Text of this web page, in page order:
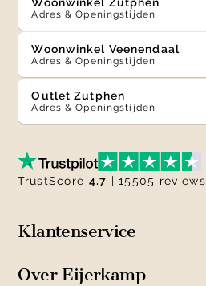
Adres & Openingstijden
Woonwinkel Veenendaal
Adres & Openingstijden
Outlet Zutphen
Adres & Openingstijden
Klantenservice
Over Eijerkamp
TrustScore 4.7 | 15505 reviews